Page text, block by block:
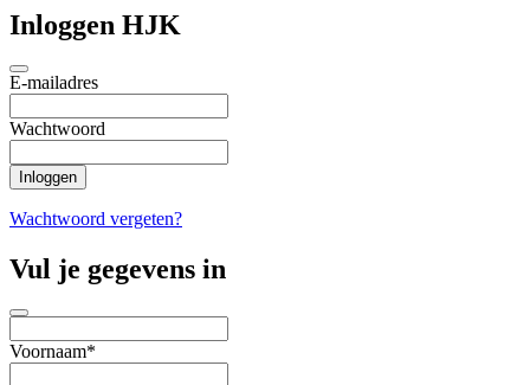
Inloggen HJK
E-mailadres
Wachtwoord
Wachtwoord vergeten?
Vul je gegevens in
Voornaam*